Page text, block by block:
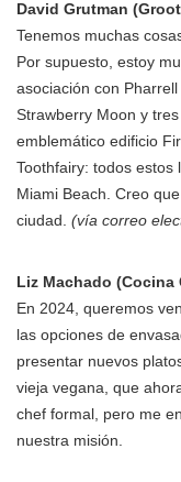
David Grutman
Tenemos muchas
Por supuesto, estoy
asociación con
Strawberry Moon y
emblemático edificio
Toothfairy: todos
Miami Beach. Creo
ciudad. (vía correo
Liz Machado (Cocina
En 2024, queremos
las opciones de
presentar nuevos
vieja vegana, que
chef formal, pero me
nuestra misión.